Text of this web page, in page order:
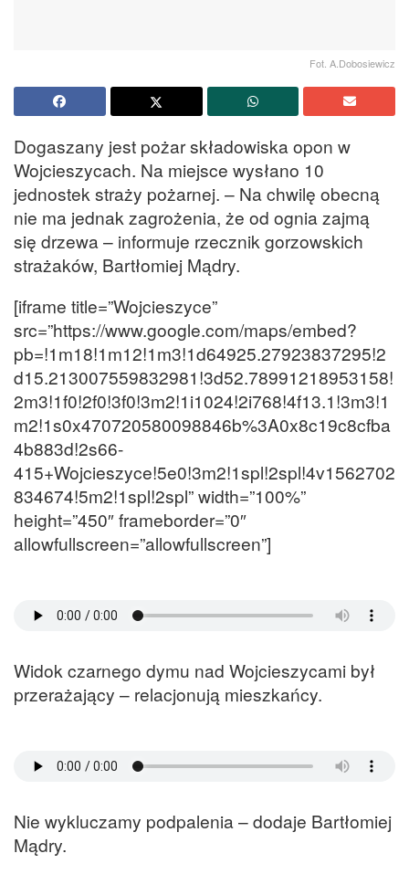
Fot. A.Dobosiewicz
Dogaszany jest pożar składowiska opon w
Wojcieszycach. Na miejsce wysłano 10
jednostek straży pożarnej. – Na chwilę obecną
nie ma jednak zagrożenia, że od ognia zajmą
się drzewa – informuje rzecznik gorzowskich
strażaków, Bartłomiej Mądry.
[iframe title=”Wojcieszyce”
src=”https://www.google.com/maps/embed?
pb=!1m18!1m12!1m3!1d64925.27923837295!2
d15.213007559832981!3d52.78991218953158!
2m3!1f0!2f0!3f0!3m2!1i1024!2i768!4f13.1!3m3!1
m2!1s0x470720580098846b%3A0x8c19c8cfba
4b883d!2s66-
415+Wojcieszyce!5e0!3m2!1spl!2spl!4v1562702
834674!5m2!1spl!2spl” width=”100%”
height=”450″ frameborder=”0″
allowfullscreen=”allowfullscreen”]
Widok czarnego dymu nad Wojcieszycami był
przerażający – relacjonują mieszkańcy.
Nie wykluczamy podpalenia – dodaje Bartłomiej
Mądry.